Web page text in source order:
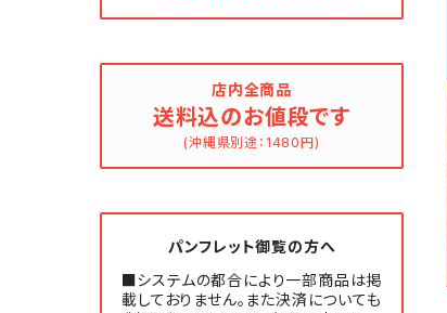
店内全商品
送料込のお値段です
(沖縄県別途：1480円)
パンフレット御覧の方へ
■システムの都合により一部商品は掲
載しておりません。また決済についても